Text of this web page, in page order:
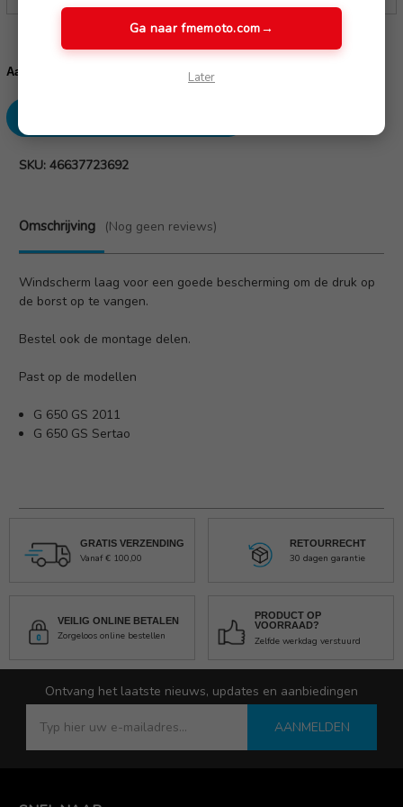
voorraad:
Aantal:
SKU: 46637723692
Omschrijving (Nog geen reviews)
Windscherm laag voor een goede bescherming om de druk op
de borst op te vangen.
Bestel ook de montage delen.
Past op de modellen
G 650 GS 2011
G 650 GS Sertao
GRATIS VERZENDING
Vanaf € 100,00
RETOURRECHT
30 dagen garantie
VEILIG ONLINE BETALEN
Zorgeloos online bestellen
PRODUCT OP
VOORRAAD?
Zelfde werkdag verstuurd
Ontvang het laatste nieuws, updates en aanbiedingen
AANMELDEN
Ga naar fmemoto.com→
Later